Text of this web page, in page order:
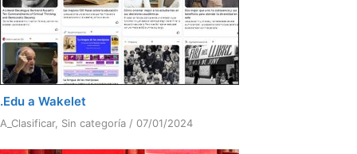
.Edu a Wakelet
A_Clasificar, Sin categoría / 07/01/2024